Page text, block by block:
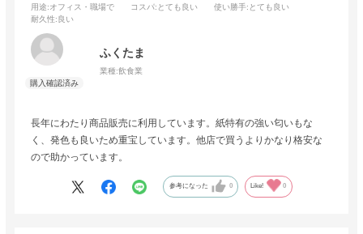
用途:オフィス・職場で コスパ:とても良い 使い勝手:とても良い
耐久性:良い
ふくたま
業種:飲食業
長年にわたり商品販売に利用しています。紙特有の強い匂いもな
く、発色も良いため重宝しています。他店で買うよりかなり格安な
ので助かっています。
参考になった 0 Like! 0